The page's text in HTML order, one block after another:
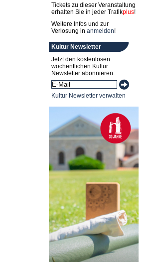
Tickets zu dieser Veranstaltung
erhalten Sie in jeder Trafikplus!
Weitere Infos und zur
Verlosung in anmelden!
Kultur Newsletter
Jetzt den kostenlosen
wöchentlichen Kultur
Newsletter abonnieren:
Kultur Newsletter verwalten